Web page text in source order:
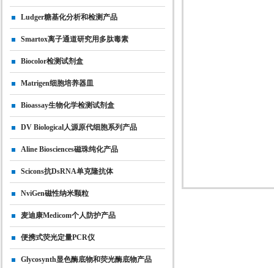
Ludger糖基化分析和检测产品
Smartox离子通道研究用多肽毒素
Biocolor检测试剂盒
Matrigen细胞培养器皿
Bioassay生物化学检测试剂盒
DV Biological人源原代细胞系列产品
Aline Biosciences磁珠纯化产品
Scicons抗dsRNA单克隆抗体
NviGen磁性纳米颗粒
麦迪康Medicom个人防护产品
便携式荧光定量PCR仪
Glycosynth显色酶底物和荧光酶底物产品